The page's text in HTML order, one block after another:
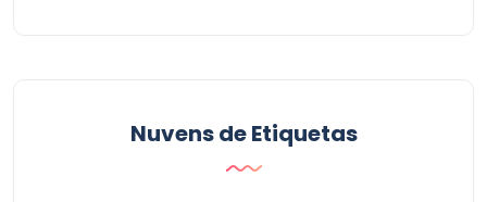
Nuvens de Etiquetas